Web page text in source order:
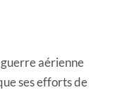
aérienne
ses efforts de